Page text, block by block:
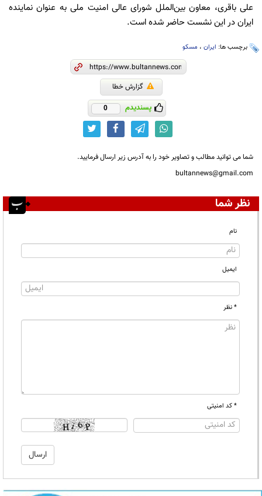
علی باقری، معاون بین‌الملل شورای عالی امنیت ملی به عنوان نماینده
ایران در این نشست حاضر شده است.
برچسب ها: ایران ، مسکو
گزارش خطا
پسندیدم 0
شما می توانید مطالب و تصاویر خود را به آدرس زیر ارسال فرمایید.
bultannews@gmail.com
نظر شما
نام
ایمیل
* نظر
* کد امنیتی